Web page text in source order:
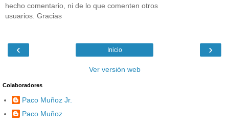
hecho comentario, ni de lo que comenten otros
usuarios. Gracias
‹ ›
Inicio
Ver versión web
Colaboradores
Paco Muñoz Jr.
Paco Muñoz